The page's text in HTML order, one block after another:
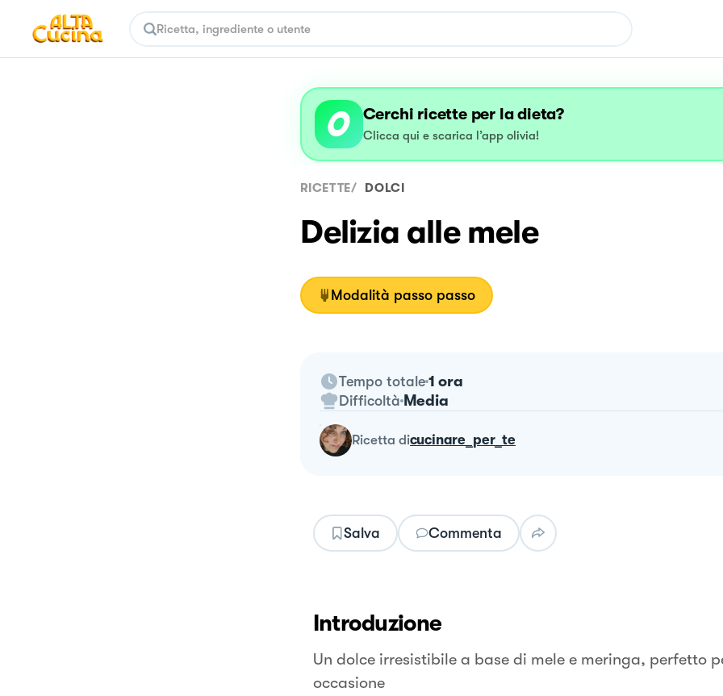
Cerchi ricette per la dieta?
Clicca qui e scarica l’app olivia!
RICETTE/ DOLCI
Delizia alle mele
Modalità passo passo
Tempo totale 1 ora
Difficoltà Media
ricetta dicucinare_per_te
Salva Commenta
Introduzione
Un dolce irresistibile a base di mele e meringa, perfetto
occasione